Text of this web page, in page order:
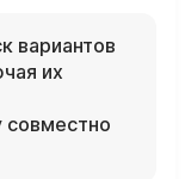
вариантов
их